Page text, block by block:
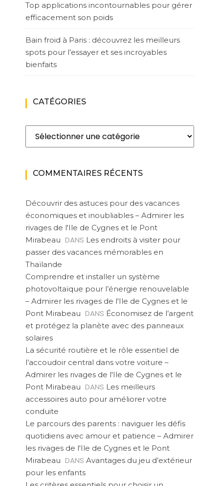
Top applications incontournables pour gérer
efficacement son poids
Bain froid à Paris : découvrez les meilleurs
spots pour l’essayer et ses incroyables
bienfaits
CATÉGORIES
Catégories
COMMENTAIRES RÉCENTS
Découvrir des astuces pour des vacances
économiques et inoubliables – Admirer les
rivages de l'Ile de Cygnes et le Pont
Mirabeau DANS Les endroits à visiter pour
passer des vacances mémorables en
Thaïlande
Comprendre et installer un système
photovoltaïque pour l’énergie renouvelable
– Admirer les rivages de l'Ile de Cygnes et le
Pont Mirabeau DANS Économisez de l’argent
et protégez la planète avec des panneaux
solaires
La sécurité routière et le rôle essentiel de
l’accoudoir central dans votre voiture –
Admirer les rivages de l'Ile de Cygnes et le
Pont Mirabeau DANS Les meilleurs
accessoires auto pour améliorer votre
conduite
Le parcours des parents : naviguer les défis
quotidiens avec amour et patience – Admirer
les rivages de l'Ile de Cygnes et le Pont
Mirabeau DANS Avantages du jeu d’extérieur
pour les enfants